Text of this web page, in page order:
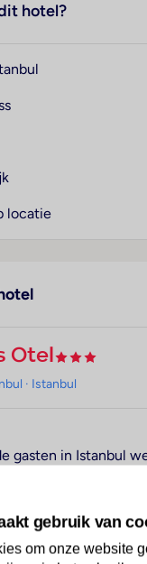
hotel?
locatie
Otel
· Istanbul
gasten in Istanbul
aan de
Een
bieden de nodige
gebruik van
om onze website